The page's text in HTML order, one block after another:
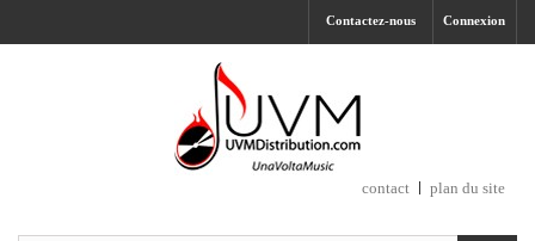
Connexion
Contactez-nous
contact plan du site